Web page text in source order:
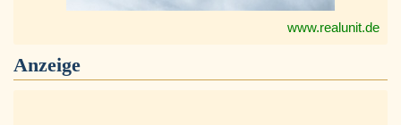
www.realunit.de
Anzeige